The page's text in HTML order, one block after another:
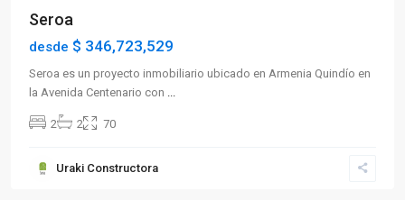
Seroa
desde $ 346,723,529
Seroa es un proyecto inmobiliario ubicado en Armenia Quindío en
la Avenida Centenario con
2 2 70
Uraki Constructora
Norte,